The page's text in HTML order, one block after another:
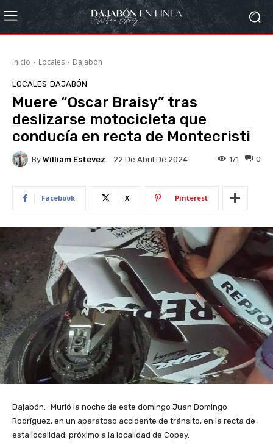
Inicio Locales Dajabón
LOCALES DAJABÓN
Muere “Oscar Braisy” tras
deslizarse motocicleta que
conducía en recta de Montecristi
By William Estevez 22 De Abril De 2024 0
171
Facebook X Pinterest
Dajabón.- Murió la noche de este domingo Juan Domingo
Rodríguez, en un aparatoso accidente de tránsito, en la recta de
esta localidad; próximo a la localidad de Copey.